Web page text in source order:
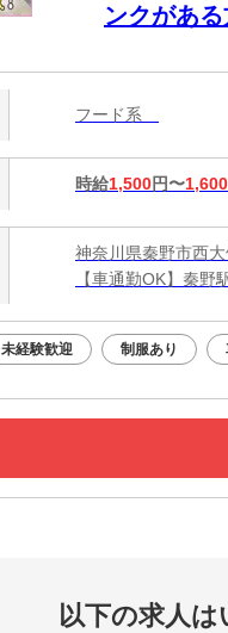
ンクがあ
フード系
時給1,500円〜1,600
神奈川県秦野市西大
【車通勤OK】秦野
未経験歓迎 制服あり
以下の求人は